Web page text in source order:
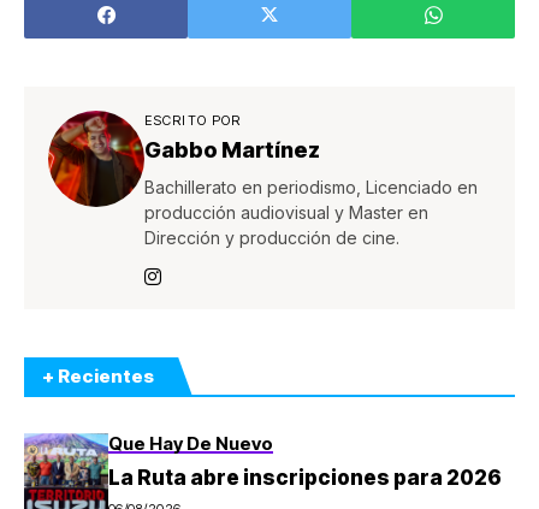
ESCRITO POR
Gabbo Martínez
Bachillerato en periodismo, Licenciado en
producción audiovisual y Master en
Dirección y producción de cine.
+ Recientes
Que Hay De Nuevo
La Ruta abre inscripciones para 2026